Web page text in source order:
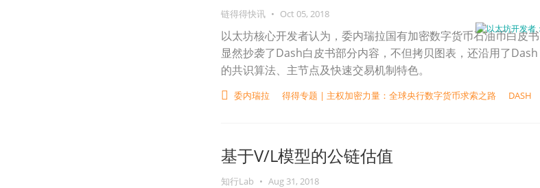
链得得快讯 • Oct 05, 2018
以太坊核心开发者认为，委内瑞拉国有加密数字货币石油币白皮书
显然抄袭了Dash白皮书部分内容，不但拷贝图表，还沿用了Dash
的共识算法、主节点及快速交易机制特色。
委内瑞拉 得得专题 | 主权加密力量：全球央行数字货币求索之路 DASH
基于V/L模型的公链估值
知行Lab • Aug 31, 2018